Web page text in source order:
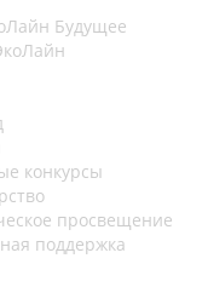
Будущее
конкурсы
просвещение
поддержка